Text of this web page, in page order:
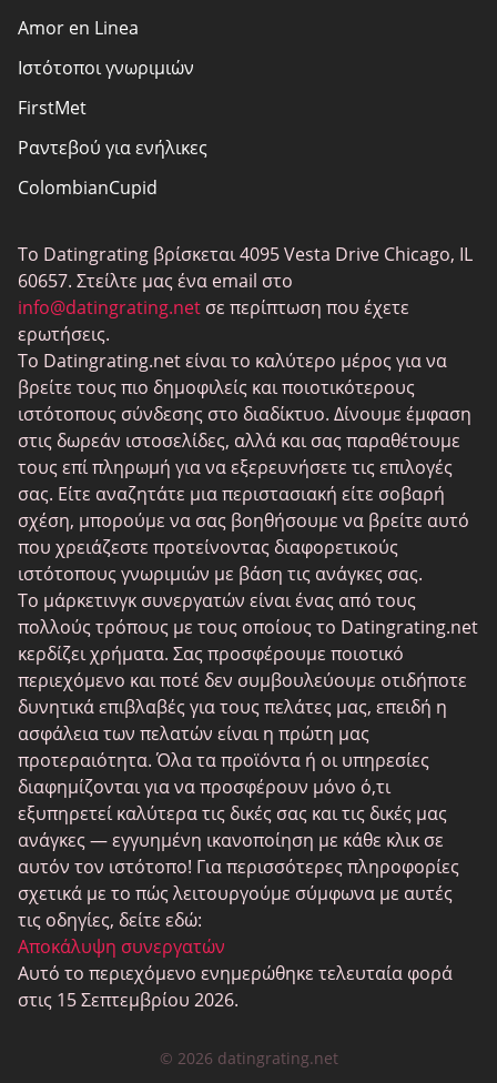
Αποκάλυψη συνεργατών
Σχετικά με εμάς
Χάρτης ιστότοπου
Amor en Linea
Ιστότοποι γνωριμιών
FirstMet
Ραντεβού για ενήλικες
ColombianCupid
MeetMindful
BDSM Ραντεβού
BBPeopleMeet
Ιστοσελίδες Sugar Daddy
JPeopleMeet
Τρανς Ραντεβού
Ηλικιωμένος Ραντεβού
MyLOL
Γνωριμίες ομοφυλόφιλων
Λεσβίες Ραντεβού
Μαύροι ιστότοποι γνωριμιών
SugarDaddyMeet
LatinAmericanCupid
CatholicMatch
Το Datingrating βρίσκεται 4095 Vesta Drive Chicago, IL
60657. Στείλτε μας ένα email στο
info@datingrating.net σε περίπτωση που έχετε
ερωτήσεις.
Το Datingrating.net είναι το καλύτερο μέρος για να
βρείτε τους πιο δημοφιλείς και ποιοτικότερους
ιστότοπους σύνδεσης στο διαδίκτυο. Δίνουμε έμφαση
στις δωρεάν ιστοσελίδες, αλλά και σας παραθέτουμε
τους επί πληρωμή για να εξερευνήσετε τις επιλογές
σας. Είτε αναζητάτε μια περιστασιακή είτε σοβαρή
σχέση, μπορούμε να σας βοηθήσουμε να βρείτε αυτό
που χρειάζεστε προτείνοντας διαφορετικούς
ιστότοπους γνωριμιών με βάση τις ανάγκες σας.
Το μάρκετινγκ συνεργατών είναι ένας από τους
πολλούς τρόπους με τους οποίους το Datingrating.net
κερδίζει χρήματα. Σας προσφέρουμε ποιοτικό
περιεχόμενο και ποτέ δεν συμβουλεύουμε οτιδήποτε
δυνητικά επιβλαβές για τους πελάτες μας, επειδή η
ασφάλεια των πελατών είναι η πρώτη μας
προτεραιότητα. Όλα τα προϊόντα ή οι υπηρεσίες
διαφημίζονται για να προσφέρουν μόνο ό,τι
εξυπηρετεί καλύτερα τις δικές σας και τις δικές μας
ανάγκες — εγγυημένη ικανοποίηση με κάθε κλικ σε
αυτόν τον ιστότοπο! Για περισσότερες πληροφορίες
σχετικά με το πώς λειτουργούμε σύμφωνα με αυτές
τις οδηγίες, δείτε εδώ:
Αποκάλυψη συνεργατών
Αυτό το περιεχόμενο ενημερώθηκε τελευταία φορά
στις 15 Σεπτεμβρίου 2026.
© 2026 datingrating.net